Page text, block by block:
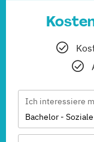
Ich interessiere
Bachelor -